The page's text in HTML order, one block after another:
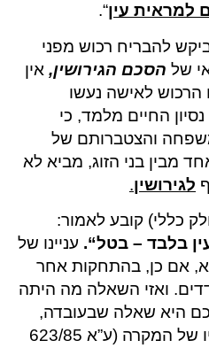
למראית עין“.
להבריח רכוש מפני
של הסכם הגירושין, אין
לאישה נעשו
החיים מלמד, כי
והצטברותם של
מבין בני הזוג, מביא לא
לגירושין.
(חלק כללי) קובע לאמור:
בלבד – בטל“. עניינו של
הוא, אם כן, בהתחקות אחר
ואזי השאלה מה היתה
היא שאלה שבעובדה,
הנלמדת ממכלול נסיבותיו של המקרה (ע”א 623/85